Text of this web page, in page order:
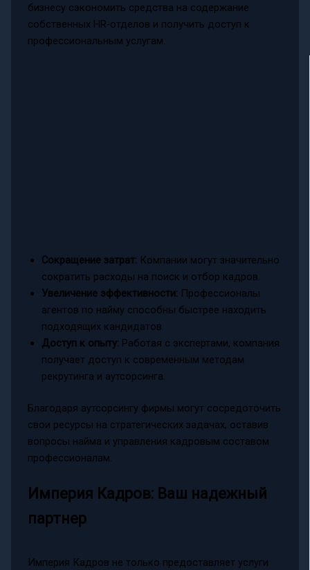
бизнесу сэкономить средства на содержание
собственных HR-отделов и получить доступ к
профессиональным услугам.
Сокращение затрат: Компании могут значительно
сократить расходы на поиск и отбор кадров.
Увеличение эффективности: Профессионалы
агентов по найму способны быстрее находить
подходящих кандидатов.
Доступ к опыту: Работая с экспертами, компания
получает доступ к современным методам
рекрутинга и аутсорсинга.
Благодаря аутсорсингу фирмы могут сосредоточить
свои ресурсы на стратегических задачах, оставив
вопросы найма и управления кадровым составом
профессионалам.
Империя Кадров: Ваш надежный
партнер
Империя Кадров не только предоставляет услуги